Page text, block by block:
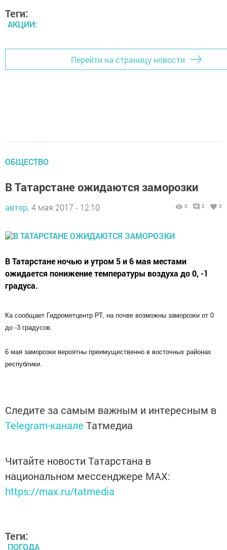
Теги:
АКЦИИ:
Перейти на страницу новости
ОБЩЕСТВО
В Татарстане ожидаются заморозки
автор, 4 мая 2017 - 12:10 0 0 0
В Татарстане ночью и утром 5 и 6 мая местами
ожидается понижение температуры воздуха до 0, -1
градуса.
Ка сообщает Гидрометцентр РТ, на почве возможны заморозки от 0
до -3 градусов.
6 мая заморозки вероятны преимущественно в восточных районах
республики.
Следите за самым важным и интересным в
Telegram-канале Татмедиа
Читайте новости Татарстана в
национальном мессенджере MАХ:
https://max.ru/tatmedia
Теги:
ПОГОДА